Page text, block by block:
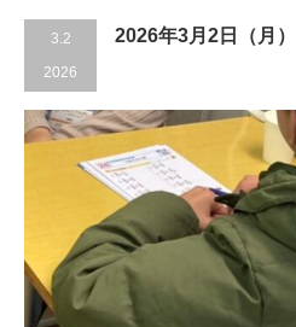
3.2
2026
2026年3月2日（月